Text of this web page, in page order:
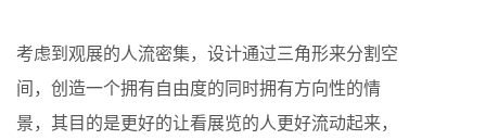
考虑到观展的人流密集，设计通过三角形来分割空
间，创造一个拥有自由度的同时拥有方向性的情
景，其目的是更好的让看展览的人更好流动起来，